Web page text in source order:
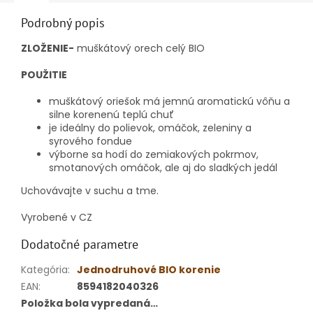
Podrobný popis
ZLOŽENIE- muškátový orech celý BIO
POUŽITIE
muškátový oriešok má jemnú aromatickú vôňu a
silne korenenú teplú chuť
je ideálny do polievok, omáčok, zeleniny a
syrového fondue
výborne sa hodí do zemiakových pokrmov,
smotanových omáčok, ale aj do sladkých jedál
Uchovávajte v suchu a tme.
Vyrobené v CZ
Dodatočné parametre
Kategória: Jednodruhové BIO korenie
EAN:
8594182040326
Položka bola vypredaná…